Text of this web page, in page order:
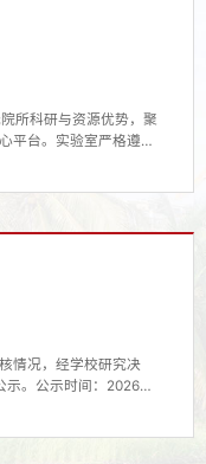
所科研与资源优势，聚
平台。实验室严格遵循
情况，经学校研究决
。公示时间：2026年1